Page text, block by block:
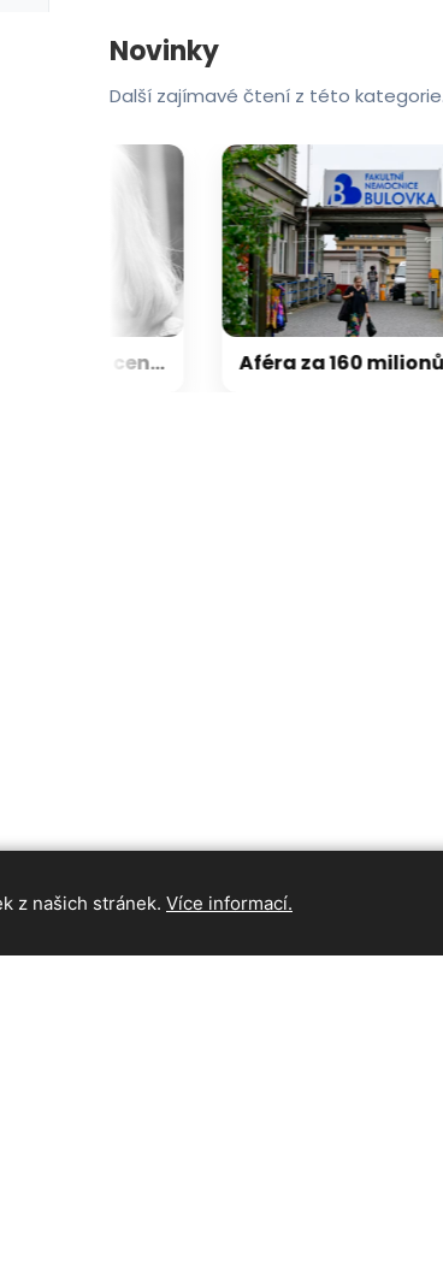
Novinky
Další zajímavé čtení z této kategorie.
Jana Švandová dráždila cenzory. Kvůli odvážným scénám zakázali mladým film Já nejsem já
z našich stránek. Více informací.